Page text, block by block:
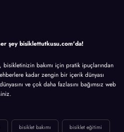
şey bisiklettutkusu.com'da!
bakımı için pratik ipuçlarından
kadar zengin bir içerik dünyası
ve çok daha fazlasını bağımsız web
bisiklet bakımı bisiklet eğitimi